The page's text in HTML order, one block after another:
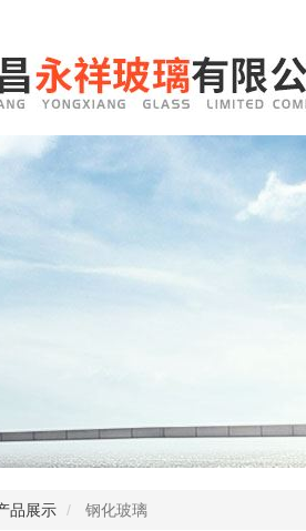
品展示 钢化玻璃